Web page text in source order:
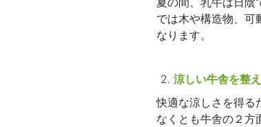
では木や構造物、可
なります。
涼しい牛舎を整
快適な涼しさを得る
なくとも牛舎の２方